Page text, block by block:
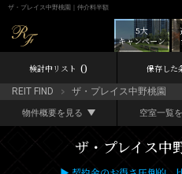
ザ・プレイス中野桃園｜仲介料半額
5大
キャンペーン
検討中リスト 0 保存した
REIT FIND ザ・プレイス中野桃園
物件概要を見る 空室一覧
ザ・プレイス中